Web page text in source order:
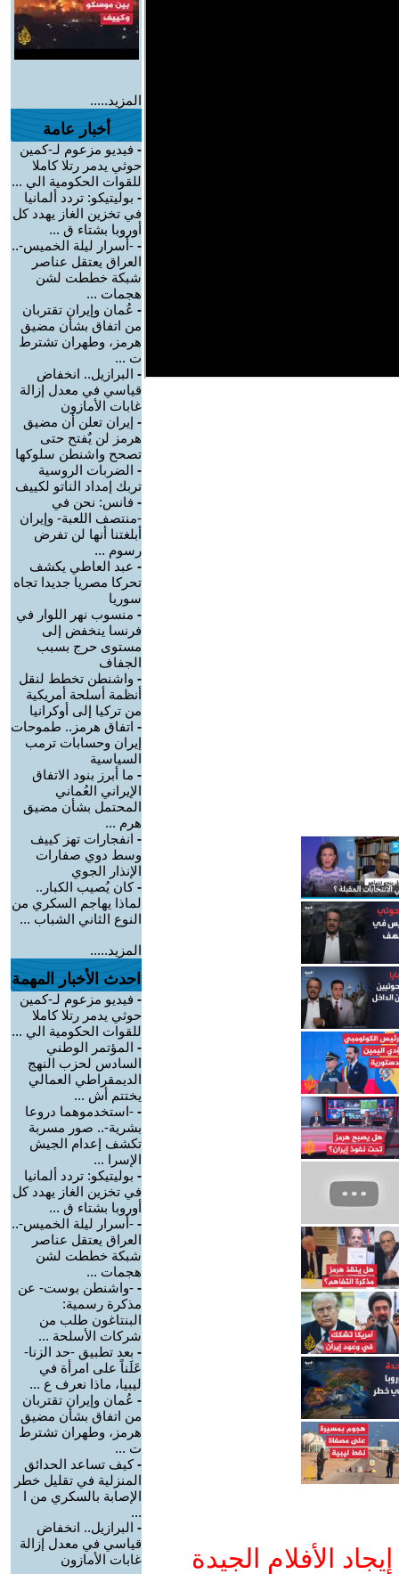
الأفلام الجيدة
المزيد.....
أخبار عامة
- فيديو مزعوم لـ-كمين
حوثي يدمر رتلا كاملا
للقوات الحكومية الي ...
- بوليتيكو: تردد ألمانيا
في تخزين الغاز يهدد كل
أوروبا بشتاء ق ...
- -أسرار ليلة الخميس-..
العراق يعتقل عناصر
شبكة خططت لشن
هجمات ...
- عُمان وإيران تقتربان
من اتفاق بشأن مضيق
هرمز، وطهران تشترط
ت ...
- البرازيل.. انخفاض
قياسي في معدل إزالة
غابات الأمازون
- إيران تعلن أن مضيق
هرمز لن يٌفتح حتى
تصحح واشنطن سلوكها
- الضربات الروسية
تربك إمداد الناتو لكييف
- فانس: نحن في
-منتصف اللعبة- وإيران
أبلغتنا أنها لن تفرض
رسوم ...
- عبد العاطي يكشف
تحركا مصريا جديدا تجاه
سوريا
- منسوب نهر اللوار في
فرنسا ينخفض إلى
مستوى حرج بسبب
الجفاف
- واشنطن تخطط لنقل
أنظمة أسلحة أمريكية
من تركيا إلى أوكرانيا
- اتفاق هرمز.. طموحات
إيران وحسابات ترمب
السياسية
- ما أبرز بنود الاتفاق
الإيراني العُماني
المحتمل بشأن مضيق
هرم ...
- انفجارات تهز كييف
وسط دوي صفارات
الإنذار الجوي
-كان يُصيب الكبار..
لماذا يهاجم السكري من
النوع الثاني الشباب ...
المزيد.....
احدث الأخبار المهمة
- فيديو مزعوم لـ-كمين
حوثي يدمر رتلا كاملا
للقوات الحكومية الي ...
- المؤتمر الوطني
السادس لحزب النهج
الديمقراطي العمالي
يختتم أش ...
- -استخدموهما دروعا
بشرية-.. صور مسربة
تكشف إعدام الجيش
الإسرا ...
- بوليتيكو: تردد ألمانيا
في تخزين الغاز يهدد كل
أوروبا بشتاء ق ...
- -أسرار ليلة الخميس-..
العراق يعتقل عناصر
شبكة خططت لشن
هجمات ...
- -واشنطن بوست- عن
مذكرة رسمية:
البنتاغون طلب من
شركات الأسلحة ...
- بعد تطبيق -حد الزنا-
عَلَناً على امرأة في
ليبيا، ماذا نعرف ع ...
- عُمان وإيران تقتربان
من اتفاق بشأن مضيق
هرمز، وطهران تشترط
ت ...
-كيف تساعد الحدائق
المنزلية في تقليل خطر
الإصابة بالسكري من ا
...
- البرازيل.. انخفاض
قياسي في معدل إزالة
غابات الأمازون